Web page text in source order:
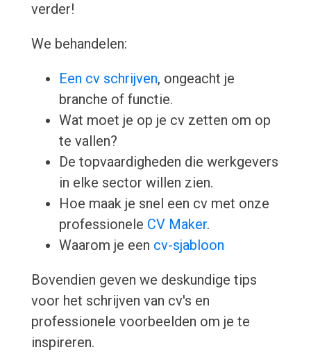
verder!
We behandelen:
Een cv schrijven, ongeacht je
branche of functie.
Wat moet je op je cv zetten om op
te vallen?
De topvaardigheden die werkgevers
in elke sector willen zien.
Hoe maak je snel een cv met onze
professionele CV Maker.
Waarom je een cv-sjabloon
Bovendien geven we deskundige tips
voor het schrijven van cv's en
professionele voorbeelden om je te
inspireren.